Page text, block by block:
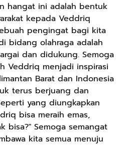
hangat ini adalah bentuk
kepada Veddriq
pengingat bagi kita
bidang olahraga adalah
dan didukung. Semoga
Veddriq menjadi inspirasi
Barat dan Indonesia
terus berjuang dan
yang diungkapkan
bisa meraih emas,
bisa?" Semoga semangat
kita semua menuju